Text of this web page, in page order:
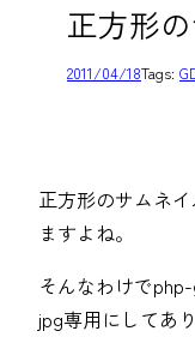
正方形
2011/04/18Tags:
正方形のサムネ
ますよね。
そんなわけで
jpg専用にしてあ